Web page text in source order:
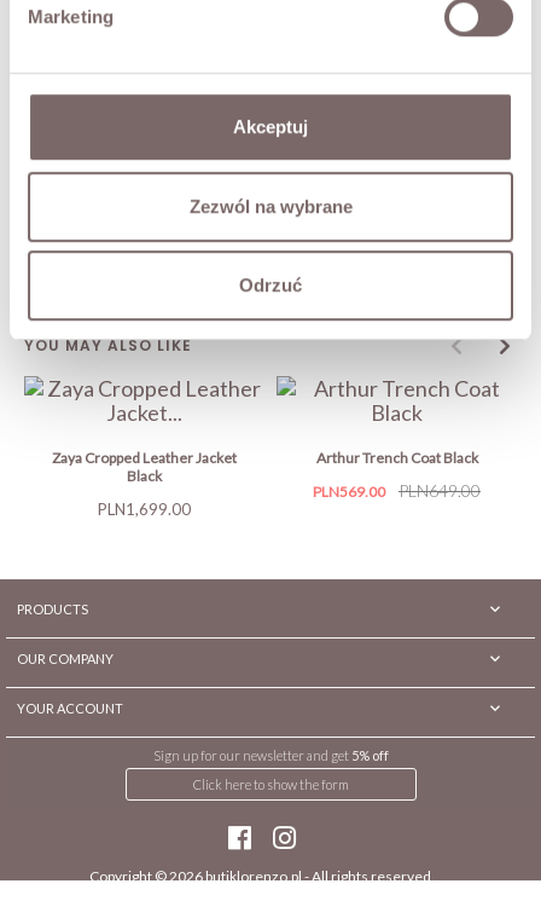
Marketing
Akceptuj
Zezwól na wybrane
Odrzuć
RETURNS
SHIPPING
YOU MAY ALSO LIKE
Zaya Cropped Leather Jacket
Black
Price
PLN1,699.00
Arthur Trench Coat Black
Price
PLN569.00
Regular
PLN649.00
PRODUCTS 
OUR COMPANY 
YOUR ACCOUNT 
Sign up for our newsletter and get 5% off
Click here to show the form
Copyright © 2026butiklorenzo.pl- All rights reserved.